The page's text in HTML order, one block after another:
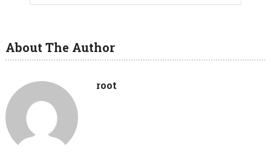
About The Author
root